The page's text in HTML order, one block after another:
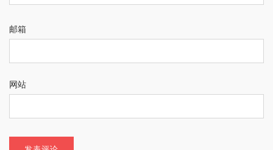
邮箱
网站